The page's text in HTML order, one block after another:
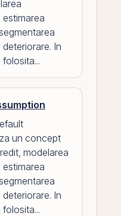
In
un concept
modelarea
In